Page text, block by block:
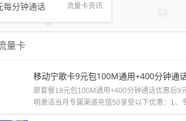
流量卡资讯
每分钟通话
量卡
移动宁歌卡9元包100M通用+400分钟通
原套餐19元包100M通用+400分钟通话优惠后9
明激活当月专属渠道充值50享受以下优惠：1、